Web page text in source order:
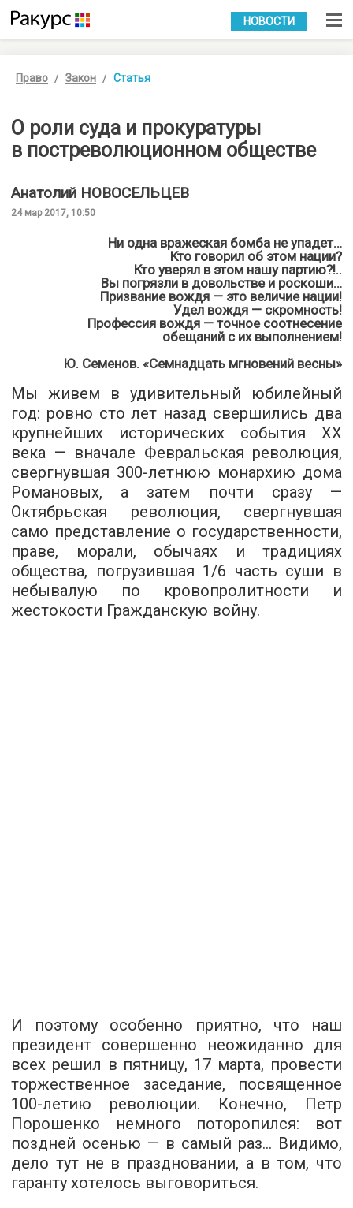
УКР РУС
НОВОСТИ
Право Закон Статья
О роли суда и прокуратуры
в постреволюционном обществе
Анатолий НОВОСЕЛЬЦЕВ
24 мар 2017, 10:50
Ни одна вражеская бомба не упадет…
Кто говорил об этом нации?
Кто уверял в этом нашу партию?!..
Вы погрязли в довольстве и роскоши…
Призвание вождя — это величие нации!
Удел вождя — скромность!
Профессия вождя — точное соотнесение
обещаний с их выполнением!
Ю. Семенов. «Семнадцать мгновений весны»
Мы живем в удивительный юбилейный
год: ровно сто лет назад свершились два
крупнейших исторических события XX
века — вначале Февральская революция,
свергнувшая 300-летнюю монархию дома
Романовых, а затем почти сразу —
Октябрьская революция, свергнувшая
само представление о государственности,
праве, морали, обычаях и традициях
общества, погрузившая 1/6 часть суши в
небывалую по кровопролитности и
жестокости Гражданскую войну.
И поэтому особенно приятно, что наш
президент совершенно неожиданно для
всех решил в пятницу, 17 марта, провести
торжественное заседание, посвященное
100-летию революции. Конечно, Петр
Порошенко немного поторопился: вот
поздней осенью — в самый раз… Видимо,
дело тут не в праздновании, а в том, что
гаранту хотелось выговориться.